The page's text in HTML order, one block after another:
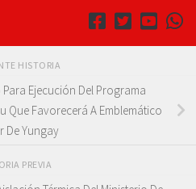
HISTORIA
Ejecución Del Programa
Que Favorecerá A Emblemático
De Yungay
PREVIA